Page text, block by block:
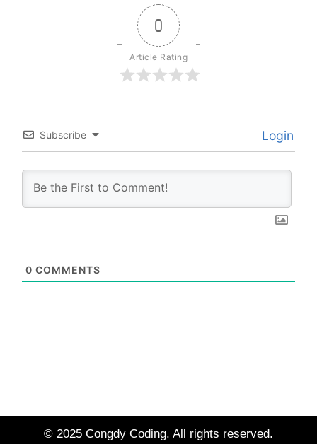
0
Article Rating
Subscribe Login
0 COMMENTS
© 2025 Congdy Coding. All rights reserved.